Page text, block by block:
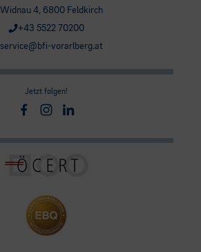
Widnau 4, 6800 Feldkirch
+43 5522 70200
service@bfi-vorarlberg.at
Jetzt folgen!
Facebook
Instagram
Linkedin